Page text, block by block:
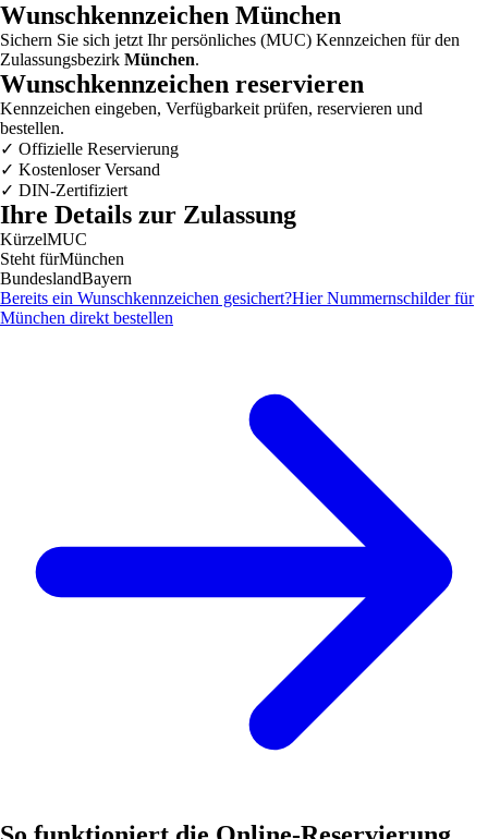
Wunschkennzeichen München
Sichern Sie sich jetzt Ihr persönliches (MUC) Kennzeichen für den
Zulassungsbezirk München.
Wunschkennzeichen reservieren
Kennzeichen eingeben, Verfügbarkeit prüfen, reservieren und
bestellen.
✓ Offizielle Reservierung
✓ Kostenloser Versand
✓ DIN-Zertifiziert
Ihre Details zur Zulassung
KürzelMUC
Steht fürMünchen
BundeslandBayern
Bereits ein Wunschkennzeichen gesichert?Hier Nummernschilder für
München direkt bestellen